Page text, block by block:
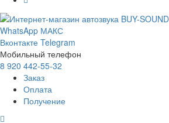
WhatsApp МАКС
Вконтакте Telegram
Мобильный телефон
8 920 442-55-32
Заказ
Оплата
Получение